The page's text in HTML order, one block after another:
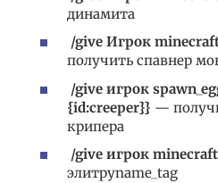
динамита
/give Игрок
получить спавнер
/give игрок
{id:creeper}} —
крипера
/give игрок
элитруname_tag